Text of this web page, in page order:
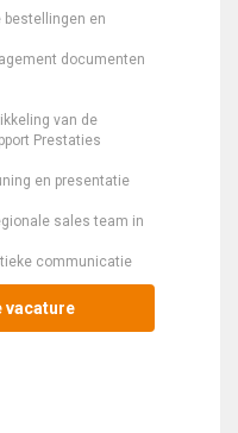
bestellingen en
documenten
van de
Prestaties
en presentatie
sales team in
communicatie
vacature